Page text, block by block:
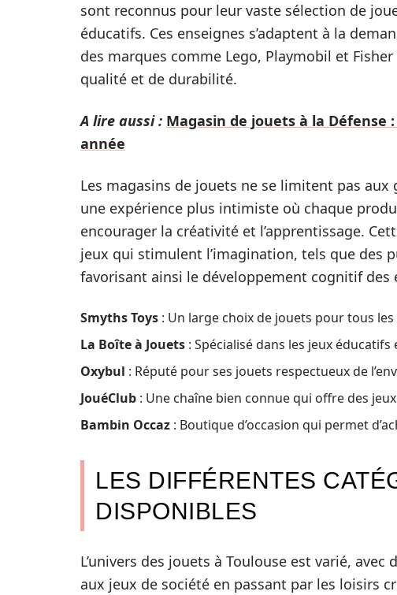
sont reconnus pour leur vaste sélection de
éducatifs. Ces enseignes s’adaptent à la
des marques comme Lego, Playmobil et
qualité et de durabilité.
A lire aussi : Magasin de jouets à la
année
Les magasins de jouets ne se limitent pas aux
une expérience plus intimiste où chaque
encourager la créativité et l’apprentissage.
jeux qui stimulent l’imagination, tels que des
favorisant ainsi le développement cognitif des
Smyths Toys : Un large choix de jouets pour tous
La Boîte à Jouets : Spécialisé dans les jeux
Oxybul : Réputé pour ses jouets respectueux de
JouéClub : Une chaîne bien connue qui offre des
Bambin Occaz : Boutique d’occasion qui permet
LES DIFFÉRENTES
DISPONIBLES
L’univers des jouets à Toulouse est varié,
aux jeux de société en passant par les loisirs